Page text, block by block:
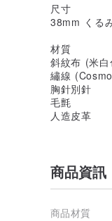
尺寸
38mm くる
材質
斜紋布 (米白
繡線
胸針別針
毛氈
人造皮革
商品資訊
商品材質